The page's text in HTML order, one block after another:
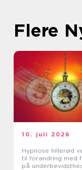
Flere
10. juli 2026
Hypnose hillerød vejen
til forandring med
på